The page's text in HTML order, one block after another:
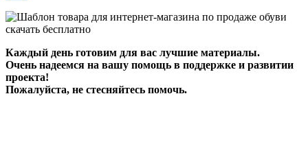
Отправить
Каждый день готовим для вас лучшие материалы.
Очень надеемся на вашу помощь в поддержке и развитии
проекта!
Пожалуйста, не стесняйтесь помочь.